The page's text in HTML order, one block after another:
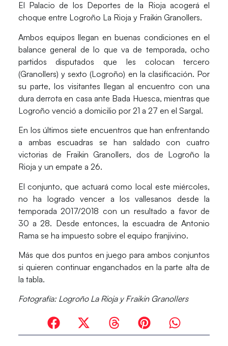
El Palacio de los Deportes de la Rioja acogerá el
choque entre Logroño La Rioja y Fraikin Granollers.
Ambos equipos llegan en buenas condiciones en el
balance general de lo que va de temporada, ocho
partidos disputados que les colocan tercero
(Granollers) y sexto (Logroño) en la clasificación. Por
su parte, los visitantes llegan al encuentro con una
dura derrota en casa ante Bada Huesca, mientras que
Logroño venció a domicilio por 21 a 27 en el Sargal.
En los últimos siete encuentros que han enfrentando
a ambas escuadras se han saldado con cuatro
victorias de Fraikin Granollers, dos de Logroño la
Rioja y un empate a 26.
El conjunto, que actuará como local este miércoles,
no ha logrado vencer a los vallesanos desde la
temporada 2017/2018 con un resultado a favor de
30 a 28. Desde entonces, la escuadra deAntonio
Rama se ha impuesto sobre el equipo franjivino.
Más que dos puntos en juego para ambos conjuntos
si quieren continuar enganchados en la parte alta de
la tabla.
Fotografía: Logroño La Rioja y Fraikin Granollers